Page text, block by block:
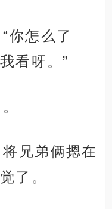
你怎么了
看呀。”
兄弟俩摁在
了。